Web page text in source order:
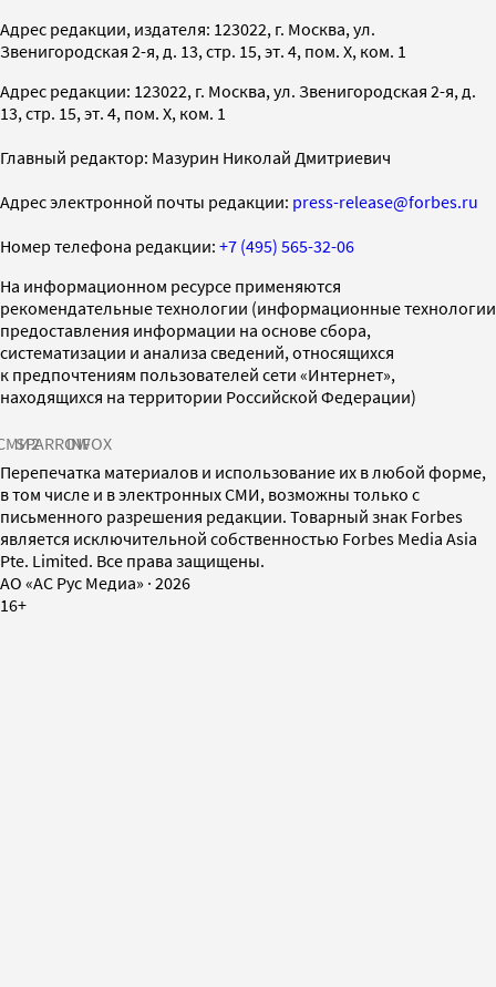
Адрес редакции, издателя: 123022, г. Москва, ул.
Звенигородская 2-я, д. 13, стр. 15, эт. 4, пом. X, ком. 1
Адрес редакции: 123022, г. Москва, ул. Звенигородская 2-я, д.
13, стр. 15, эт. 4, пом. X, ком. 1
Главный редактор: Мазурин Николай Дмитриевич
Адрес электронной почты редакции: press-release@forbes.ru
Номер телефона редакции: +7 (495) 565-32-06
На информационном ресурсе применяются
рекомендательные технологии (информационные технологии
предоставления информации на основе сбора,
систематизации и анализа сведений, относящихся
к предпочтениям пользователей сети «Интернет»,
находящихся на территории Российской Федерации)
SPARROWINFOX
Перепечатка материалов и использование их в любой форме,
в том числе и в электронных СМИ, возможны только с
письменного разрешения редакции. Товарный знак Forbes
является исключительной собственностью Forbes Media Asia
Pte. Limited. Все права защищены.
AO «АС Рус Медиа» · 2026
16+